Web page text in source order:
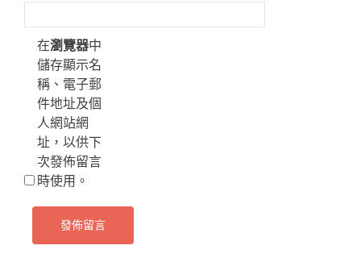
在瀏覽器中
儲存顯示名
稱、電子郵
件地址及個
人網站網
址，以供下
次發佈留言
時使用。